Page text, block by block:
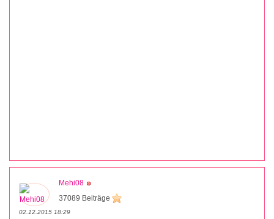
Mehi08
37089 Beiträge
02.12.2015 18:29